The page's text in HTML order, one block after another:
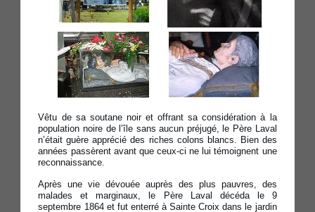
Vêtu de sa soutane noir et offrant sa considération à la
population noire de l’île sans aucun préjugé, le Père Laval
n’était guère apprécié des riches colons blancs. Bien des
années passèrent avant que ceux-ci ne lui témoignent une
reconnaissance.
Après une vie dévouée auprès des plus pauvres, des
malades et marginaux, le Père Laval décéda le 9
septembre 1864 et fut enterré à Sainte Croix dans le jardin